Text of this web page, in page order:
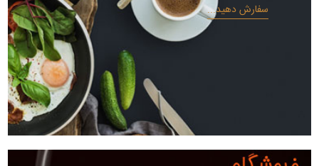
سفارش دهید...